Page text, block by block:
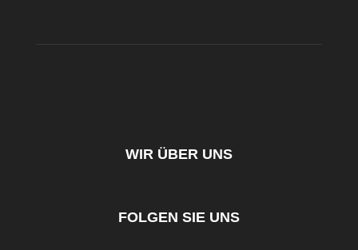
WIR ÜBER UNS
FOLGEN SIE UNS